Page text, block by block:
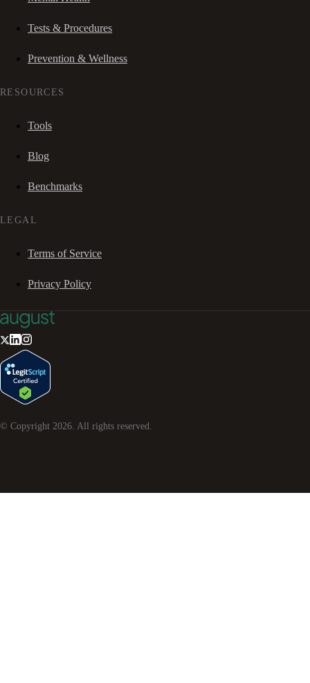
Tests & Procedures
Prevention & Wellness
RESOURCES
Tools
Blog
Benchmarks
LEGAL
Terms of Service
Privacy Policy
© Copyright 2026 . All rights reserved.